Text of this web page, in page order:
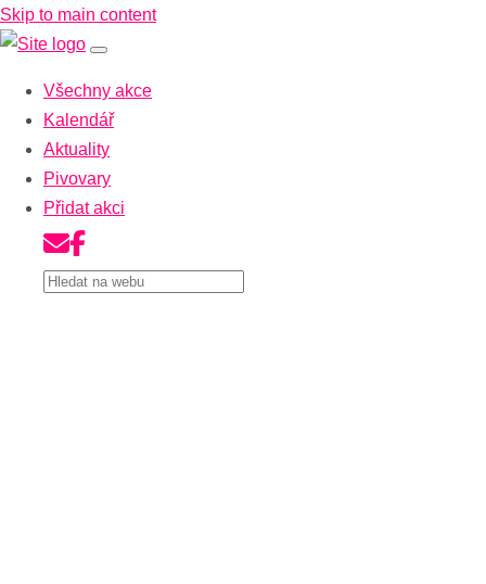
Skip to main content
Všechny akce
Kalendář
Aktuality
Pivovary
Přidat akci